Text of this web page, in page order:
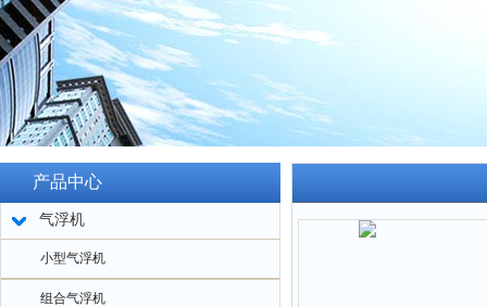
产品中心
气浮机
小型气浮机
组合气浮机